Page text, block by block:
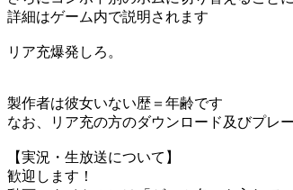
詳細はゲーム内で説明されます
リア充爆発しろ。
製作者は彼女いない歴＝年齢です
なお、リア充の方のダウンロード及びプレ
【実況・生放送について】
歓迎します！